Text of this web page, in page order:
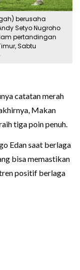
berusaha
Setyo Nugroho
pertandingan
Sabtu
catatan merah
Makan
tiga poin penuh.
Edan saat berlaga
bisa memastikan
positif berlaga